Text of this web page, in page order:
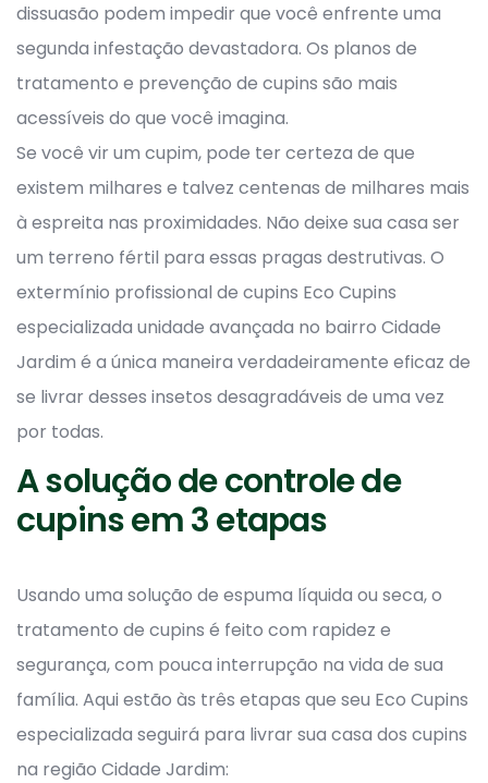
dissuasão podem impedir que você enfrente uma
segunda infestação devastadora. Os planos de
tratamento e prevenção de cupins são mais
acessíveis do que você imagina.
Se você vir um cupim, pode ter certeza de que
existem milhares e talvez centenas de milhares mais
à espreita nas proximidades. Não deixe sua casa ser
um terreno fértil para essas pragas destrutivas. O
extermínio profissional de cupins Eco Cupins
especializada unidade avançada no bairro Cidade
Jardim é a única maneira verdadeiramente eficaz de
se livrar desses insetos desagradáveis de uma vez
por todas.
A solução de controle de
cupins em 3 etapas
Usando uma solução de espuma líquida ou seca, o
tratamento de cupins é feito com rapidez e
segurança, com pouca interrupção na vida de sua
família. Aqui estão às três etapas que seu Eco Cupins
especializada seguirá para livrar sua casa dos cupins
na região Cidade Jardim: